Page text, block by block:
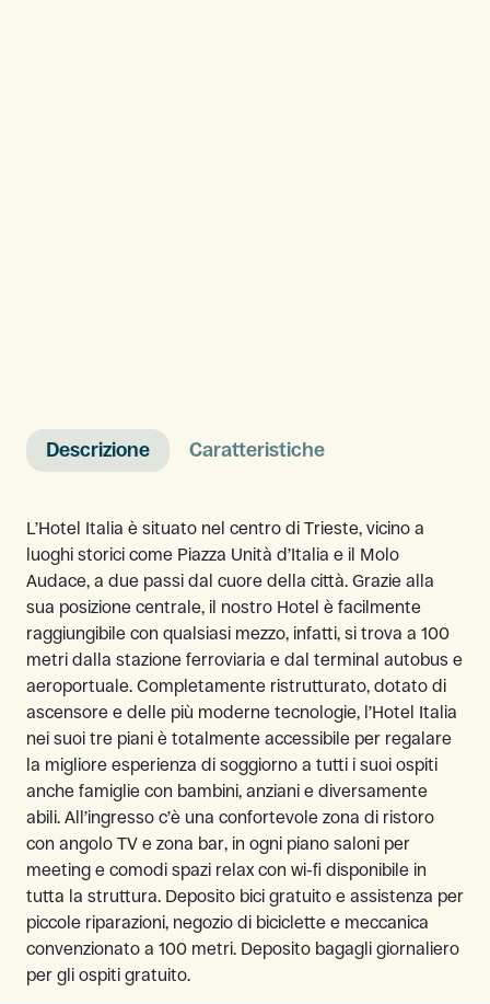
Descrizione Caratteristiche
L’Hotel Italia è situato nel centro di Trieste, vicino a
luoghi storici come Piazza Unità d’Italia e il Molo
Audace, a due passi dal cuore della città. Grazie alla
sua posizione centrale, il nostro Hotel è facilmente
raggiungibile con qualsiasi mezzo, infatti, si trova a 100
metri dalla stazione ferroviaria e dal terminal autobus e
aeroportuale. Completamente ristrutturato, dotato di
ascensore e delle più moderne tecnologie, l’Hotel Italia
nei suoi tre piani è totalmente accessibile per regalare
la migliore esperienza di soggiorno a tutti i suoi ospiti
anche famiglie con bambini, anziani e diversamente
abili. All’ingresso c’è una confortevole zona di ristoro
con angolo TV e zona bar, in ogni piano saloni per
meeting e comodi spazi relax con wi-fi disponibile in
tutta la struttura. Deposito bici gratuito e assistenza per
piccole riparazioni, negozio di biciclette e meccanica
convenzionato a 100 metri. Deposito bagagli giornaliero
per gli ospiti gratuito.